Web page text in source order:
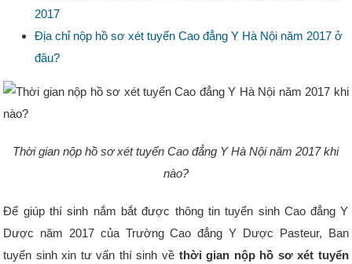
2017
Địa chỉ nộp hồ sơ xét tuyển Cao đẳng Y Hà Nội năm 2017 ở
đâu?
Thời gian nộp hồ sơ xét tuyển Cao đẳng Y Hà Nội năm 2017 khi
nào?
Để giúp thí sinh nắm bắt được thông tin tuyển sinh Cao đẳng Y
Dược năm 2017 của Trường Cao đẳng Y Dược Pasteur, Ban
tuyển sinh xin tư vấn thí sinh về thời gian nộp hồ sơ xét tuyển